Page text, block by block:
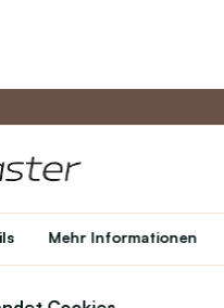
Mehr Informationen
Konto